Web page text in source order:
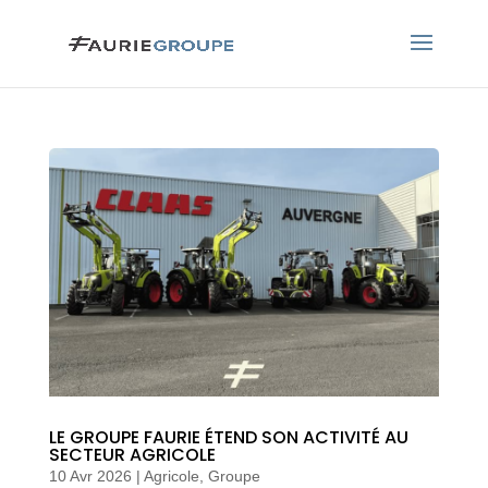
LE GROUPE FAURIE ÉTEND SON ACTIVITÉ AU
SECTEUR AGRICOLE
10 Avr 2026 | Agricole, Groupe